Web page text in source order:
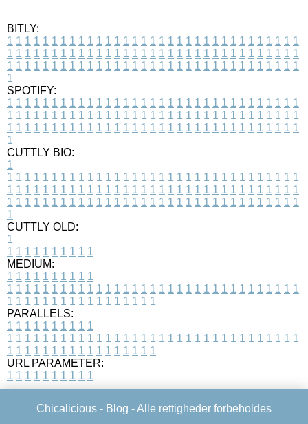
BITLY:
1 1 1 1 1 1 1 1 1 1 1 1 1 1 1 1 1 1 1 1 1 1 1 1 1 1 1 1 1 1 1 1 1
1 1 1 1 1 1 1 1 1 1 1 1 1 1 1 1 1 1 1 1 1 1 1 1 1 1 1 1 1 1 1 1 1
1 1 1 1 1 1 1 1 1 1 1 1 1 1 1 1 1 1 1 1 1 1 1 1 1 1 1 1 1 1 1 1 1
1
SPOTIFY:
1 1 1 1 1 1 1 1 1 1 1 1 1 1 1 1 1 1 1 1 1 1 1 1 1 1 1 1 1 1 1 1 1
1 1 1 1 1 1 1 1 1 1 1 1 1 1 1 1 1 1 1 1 1 1 1 1 1 1 1 1 1 1 1 1 1
1 1 1 1 1 1 1 1 1 1 1 1 1 1 1 1 1 1 1 1 1 1 1 1 1 1 1 1 1 1 1 1 1
1
CUTTLY BIO:
1
1 1 1 1 1 1 1 1 1 1 1 1 1 1 1 1 1 1 1 1 1 1 1 1 1 1 1 1 1 1 1 1 1
1 1 1 1 1 1 1 1 1 1 1 1 1 1 1 1 1 1 1 1 1 1 1 1 1 1 1 1 1 1 1 1 1
1 1 1 1 1 1 1 1 1 1 1 1 1 1 1 1 1 1 1 1 1 1 1 1 1 1 1 1 1 1 1 1 1
1
CUTTLY OLD:
1
1 1 1 1 1 1 1 1 1 1
MEDIUM:
1 1 1 1 1 1 1 1 1 1
1 1 1 1 1 1 1 1 1 1 1 1 1 1 1 1 1 1 1 1 1 1 1 1 1 1 1 1 1 1 1 1 1
1 1 1 1 1 1 1 1 1 1 1 1 1 1 1 1 1
PARALLELS:
1 1 1 1 1 1 1 1 1 1
1 1 1 1 1 1 1 1 1 1 1 1 1 1 1 1 1 1 1 1 1 1 1 1 1 1 1 1 1 1 1 1 1
1 1 1 1 1 1 1 1 1 1 1 1 1 1 1 1 1
URL PARAMETER:
1 1 1 1 1 1 1 1 1 1
Chicalicious - Blog - Alle rettigheder forbeholdes